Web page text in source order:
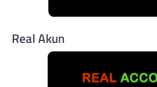
Real Akun